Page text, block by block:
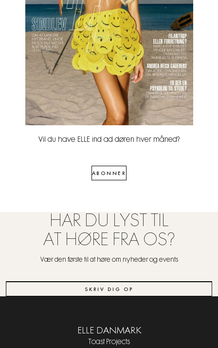
Vil du have ELLE ind ad døren hver måned?
ABONNER
HAR DU LYST TIL
AT HØRE FRA OS?
Vær den første til at høre om nyheder og events
SKRIV DIG OP
ELLE DANMARK
Toast Projects